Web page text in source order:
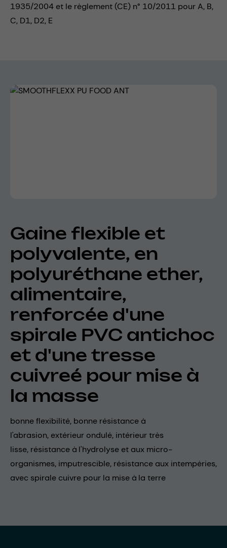
1935/2004 et le règlement (CE) n° 10/2011 pour A, B,
C, D1, D2, E
Skip image gallery
Gaine flexible et
polyvalente, en
polyuréthane ether,
alimentaire,
renforcée d'une
spirale PVC antichoc
et d'une tresse
cuivreé pour mise à
la masse
bonne flexibilité, bonne résistance à
l'abrasion, extérieur ondulé, intérieur très
lisse, résistance à l'hydrolyse et aux micro-
organismes, imputrescible, résistance aux intempéries,
avec spirale cuivre pour la mise à la terre